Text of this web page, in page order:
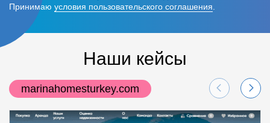
Принимаю условия пользовательского соглашения
Наши кейсы
marinahomesturkey.com